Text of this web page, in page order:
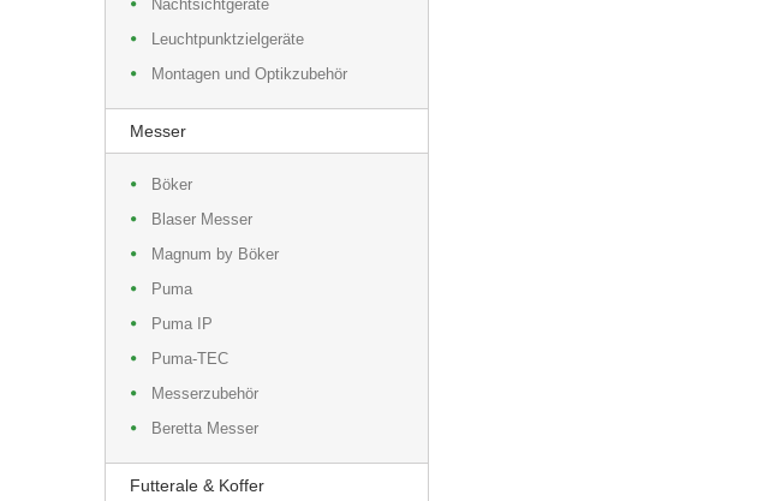
Nachtsichtgeräte
Leuchtpunktzielgeräte
Montagen und Optikzubehör
Messer
Böker
Blaser Messer
Magnum by Böker
Puma
Puma IP
Puma-TEC
Messerzubehör
Beretta Messer
Futterale & Koffer